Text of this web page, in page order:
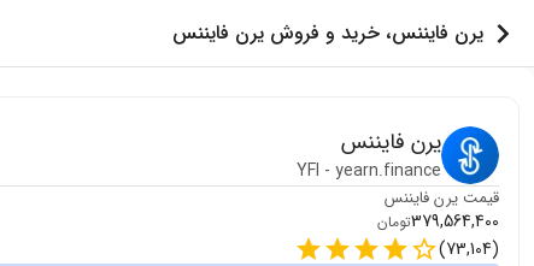
یرن فایننس، خرید و فروش یرن فایننس
یرن فایننس
YFI - yearn.finance
قیمت یرن فایننس
379,564,400تومان
(
73,104
)